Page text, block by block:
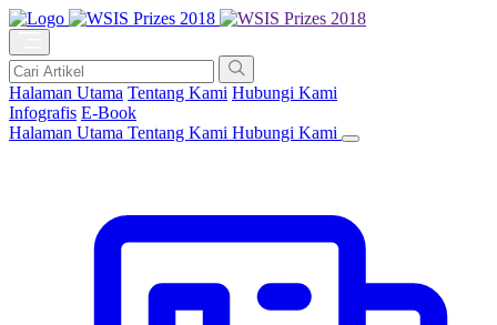
Halaman Utama Tentang Kami Hubungi Kami
Infografis E-Book
Halaman Utama Tentang Kami Hubungi Kami